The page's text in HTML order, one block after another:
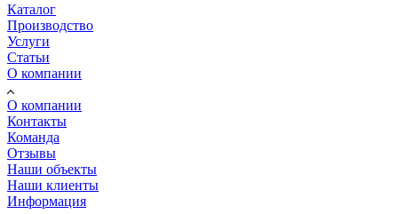
Каталог
Производство
Услуги
Статьи
О компании
О компании
Контакты
Команда
Отзывы
Наши объекты
Наши клиенты
Информация